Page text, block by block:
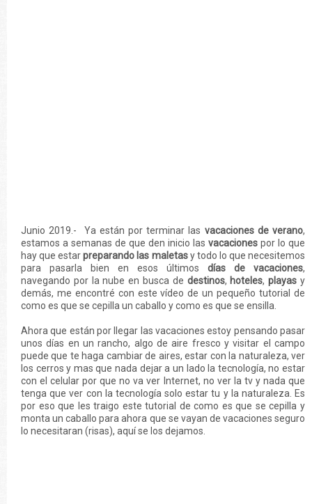
Junio 2019.- Ya están por terminar las vacaciones de verano,
estamos a semanas de que den inicio las vacaciones por lo que
hay que estarpreparando las maletasy todo lo que necesitemos
para pasarla bien en esos últimos días de vacaciones,
navegando por la nube en busca de destinos, hoteles,playas y
demás, me encontré con este vídeo de un pequeño tutorial de
como es que se cepilla un caballo y como es que se ensilla.
Ahora que están por llegar las vacaciones estoy pensando pasar
unos días en un rancho, algo de aire fresco y visitar el campo
puede que te haga cambiar de aires, estar con la naturaleza, ver
los cerros y mas que nada dejar a un lado la tecnología, no estar
con el celular por que no va ver Internet, no ver la tv y nada que
tenga que ver con la tecnología solo estar tu y la naturaleza. Es
por eso que les traigo este tutorial de como es que se cepilla y
monta un caballo para ahora que se vayan de vacaciones seguro
lo necesitaran (risas), aquí se los dejamos.